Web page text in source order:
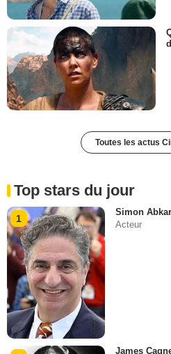
Toutes les actus
Top stars du jour
1
Simon
Acteur
James